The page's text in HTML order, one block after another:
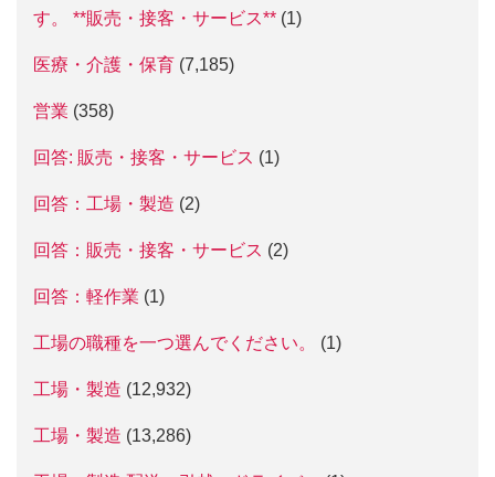
す。 **販売・接客・サービス** (1)
医療・介護・保育 (7,185)
営業 (358)
回答: 販売・接客・サービス (1)
回答：工場・製造 (2)
回答：販売・接客・サービス (2)
回答：軽作業 (1)
工場の職種を一つ選んでください。 (1)
工場・製造 (12,932)
工場・製造 (13,286)